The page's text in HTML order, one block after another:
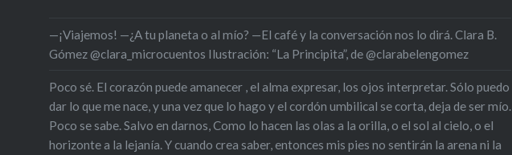
—¡Viajemos! —¿A tu planeta o al mío? —El café y la conversación nos lo dirá. Clara B.
Gómez @clara_microcuentos Ilustración: “La Principita”, de @clarabelengomez
Poco sé. El corazón puede amanecer , el alma expresar, los ojos interpretar. Sólo puedo
dar lo que me nace, y una vez que lo hago y el cordón umbilical se corta, deja de ser mío.
Poco se sabe. Salvo en darnos, Como lo hacen las olas a la orilla, o el sol al cielo, o el
horizonte a la lejanía. Y cuando crea saber, entonces mis pies no sentirán la arena ni la